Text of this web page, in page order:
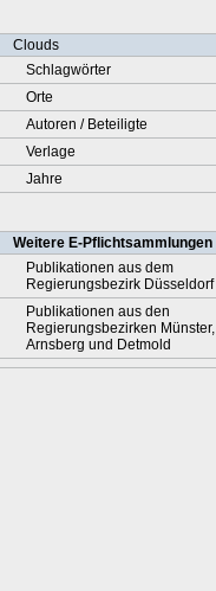
Clouds
Schlagwörter
Orte
Autoren / Beteiligte
Verlage
Jahre
Weitere E-Pflichtsammlungen
Publikationen aus dem
Regierungsbezirk Düsseldorf
Publikationen aus den
Regierungsbezirken Münster,
Arnsberg und Detmold